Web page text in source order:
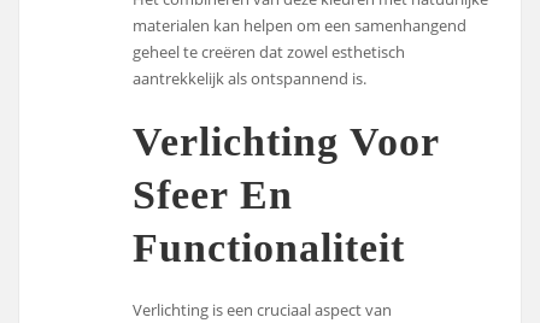
materialen kan helpen om een samenhangend
geheel te creëren dat zowel esthetisch
aantrekkelijk als ontspannend is.
Verlichting Voor
Sfeer En
Functionaliteit
Verlichting is een cruciaal aspect van